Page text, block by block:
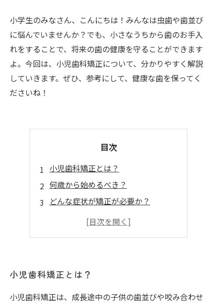
小学生のみなさん、こんにちは！みんなは虫歯や歯並び
に悩んでいませんか？でも、小さなうちから歯のお手入
れをすることで、将来の歯の健康を守ることができます
よ。今回は、小児歯科矯正について、分かりやすく解説
していきます。ぜひ、参考にして、健康な歯を保ってく
ださいね！
目次
小児歯科矯正とは？
何歳から始めるべき？
どんな症状が矯正が必要か？
どんな種類の矯正があるの？
小児歯科矯正とは？
小児歯科矯正は、成長途中の子供の歯並びや咬み合わせ